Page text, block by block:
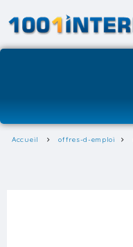
Accueil offres-d-emploi